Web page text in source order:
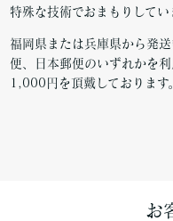
特殊な技術でおまもりしてい
福岡県または兵庫県から発
便、日本郵便のいずれかを
1,000円を頂戴しております。
お